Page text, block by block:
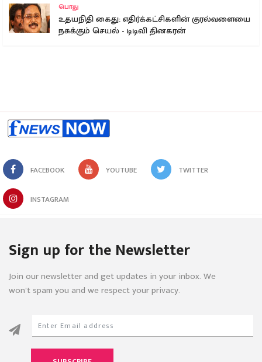
பொது
உதயநிதி கைது: எதிர்க்கட்சிகளின் குரல்வளையை
நசுக்கும் செயல் - டிடிவி தினகரன்
FACEBOOK YOUTUBE TWITTER
INSTAGRAM
Sign up for the Newsletter
Join our newsletter and get updates in your inbox. We
won’t spam you and we respect your privacy.